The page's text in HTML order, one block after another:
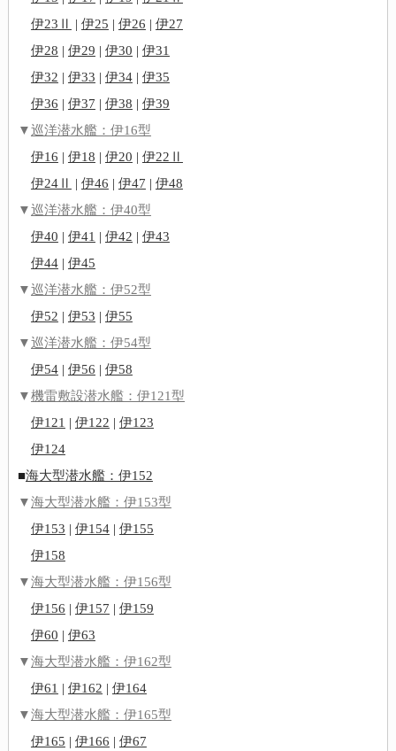
伊23Ⅱ
| 伊25 | 伊26 | 伊27
伊28 | 伊29 | 伊30 | 伊31
伊32 | 伊33 | 伊34| 伊35
伊36 | 伊37 | 伊38 | 伊39
▼巡洋潜水艦：伊16型
伊16 | 伊18 | 伊20 | 伊22Ⅱ
伊24Ⅱ
| 伊46 | 伊47 | 伊48
▼巡洋潜水艦：伊40型
伊40 | 伊41 | 伊42 | 伊43
伊44| 伊45
▼巡洋潜水艦：伊52型
伊52 | 伊53 | 伊55
▼巡洋潜水艦：伊54型
伊54| 伊56 | 伊58
▼機雷敷設潜水艦：伊121型
伊121 | 伊122 | 伊123
伊124
■海大型潜水艦：伊152
▼海大型潜水艦：伊153型
伊153 | 伊154| 伊155
伊158
▼海大型潜水艦：伊156型
伊156 | 伊157 | 伊159
伊60 | 伊63
▼海大型潜水艦：伊162型
伊61 | 伊162 | 伊164
▼海大型潜水艦：伊165型
伊165 | 伊166 | 伊67